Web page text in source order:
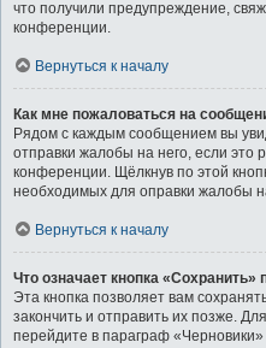
что получили предупреждение,
конференции.
Вернуться к началу
Как мне пожаловаться на
Рядом с каждым сообщением вы
отправки жалобы на него, если
конференции. Щёлкнув по этой
необходимых для оправки жалобы
Вернуться к началу
Что означает кнопка
Эта кнопка позволяет вам
закончить и отправить их позже.
перейдите в параграф «Черновики»